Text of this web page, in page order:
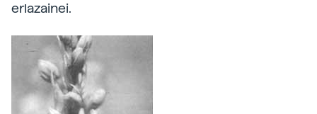
erlazainei.